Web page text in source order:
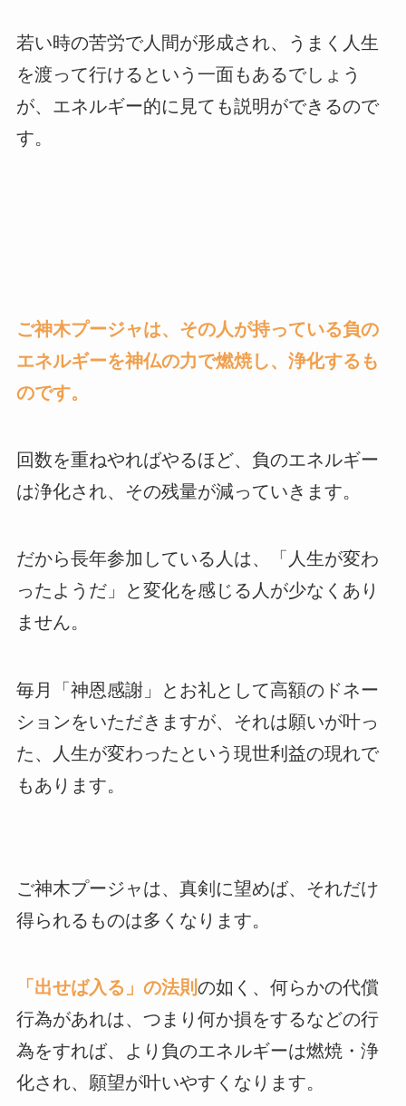
若い時の苦労で人間が形成され、うまく人生
を渡って行けるという一面もあるでしょう
が、エネルギー的に見ても説明ができるので
す。
ご神木プージャは、その人が持っている負の
エネルギーを神仏の力で燃焼し、浄化するも
のです。
回数を重ねやればやるほど、負のエネルギー
は浄化され、その残量が減っていきます。
だから長年参加している人は、「人生が変わ
ったようだ」と変化を感じる人が少なくあり
ません。
毎月「神恩感謝」とお礼として高額のドネー
ションをいただきますが、それは願いが叶っ
た、人生が変わったという現世利益の現れで
もあります。
ご神木プージャは、真剣に望めば、それだけ
得られるものは多くなります。
「出せば入る」の法則の如く、何らかの代償
行為があれは、つまり何か損をするなどの行
為をすれば、より負のエネルギーは燃焼・浄
化され、願望が叶いやすくなります。